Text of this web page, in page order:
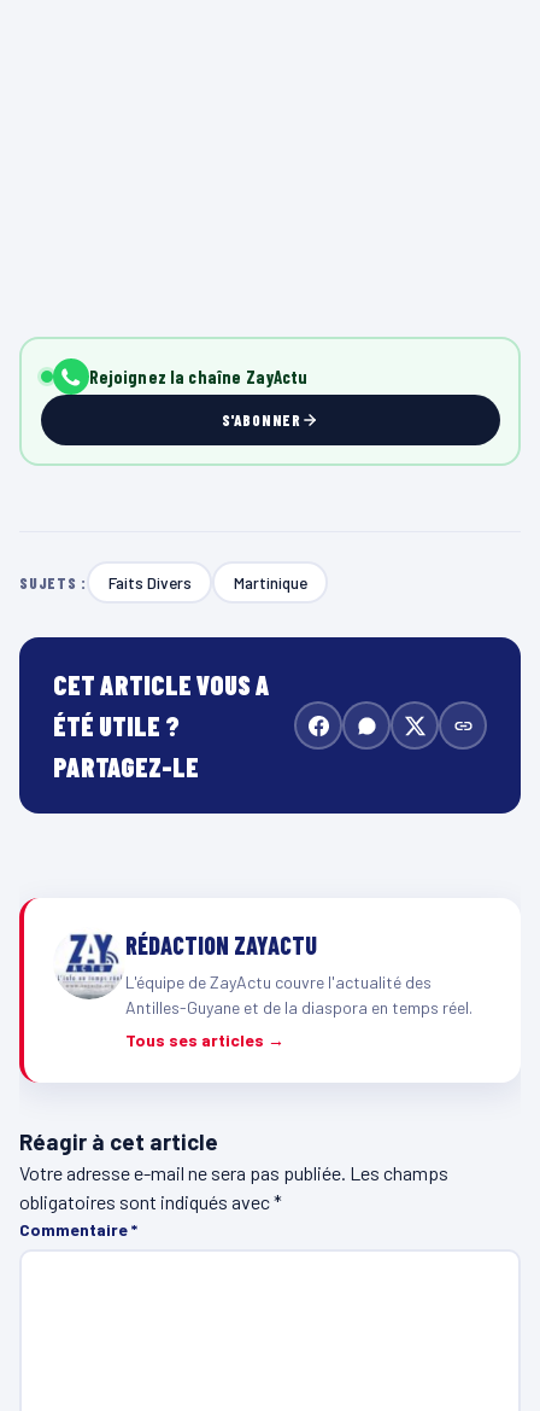
Rejoignez la chaîne ZayActu
S'ABONNER
SUJETS : Faits Divers Martinique
CET ARTICLE VOUS A
ÉTÉ UTILE ?
PARTAGEZ-LE
RÉDACTION ZAYACTU
L'équipe de ZayActu couvre l'actualité des
Antilles-Guyane et de la diaspora en temps réel.
Tous ses articles →
Réagir à cet article
Votre adresse e-mail ne sera pas publiée. Les champs
obligatoires sont indiqués avec*
Commentaire*